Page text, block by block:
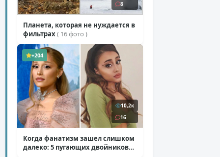
8
Планета, которая не нуждается в
фильтрах( 16 фото )
+204
10,2к
16
Когда фанатизм зашел слишком
далеко: 5 пугающих двойников